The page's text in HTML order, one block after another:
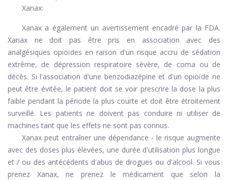
Xanax:
Xanax a également un avertissement encadré par la FDA.
Xanax ne doit pas être pris en association avec des
analgésiques opioïdes en raison d'un risque accru de sédation
extrême, de dépression respiratoire sévère, de coma ou de
décès. Si l'association d'une benzodiazépine et d'un opioïde ne
peut être évitée, le patient doit se voir prescrire la dose la plus
faible pendant la période la plus courte et doit être étroitement
surveillé. Les patients ne doivent pas conduire ni utiliser de
machines tant que les effets ne sont pas connus.
Xanax peut entraîner une dépendance - le risque augmente
avec des doses plus élevées, une durée d'utilisation plus longue
et / ou des antécédents d'abus de drogues ou d'alcool. Si vous
prenez Xanax, ne prenez le médicament que selon la